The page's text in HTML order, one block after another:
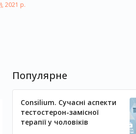
2021 р.
Популярне
Consilium. Сучасні аспекти
тестостерон-замісної
терапії у чоловіків